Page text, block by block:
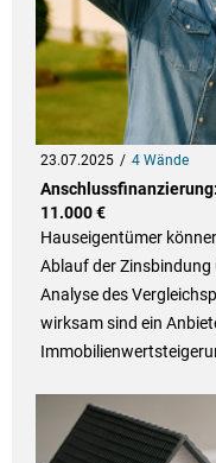
23.07.2025 4 Wände
11.000 €
Hauseigentümer
Ablauf der
Analyse des
wirksam sind ein